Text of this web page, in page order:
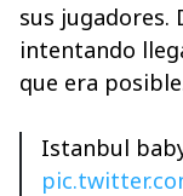
sus jugadores.
intentando
que era
Istanbul